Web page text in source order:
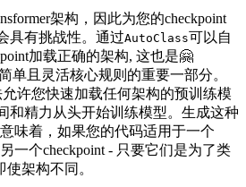
架构，因此为您的checkpoint
具有挑战性。通过AutoClass可以自
加载正确的架构, 这也是🤗
单且灵活核心规则的重要一部分。
许您快速加载任何架构的预训练模
和精力从头开始训练模型。生成这种
味着，如果您的代码适用于一个
一个checkpoint - 只要它们是为了类
架构不同。